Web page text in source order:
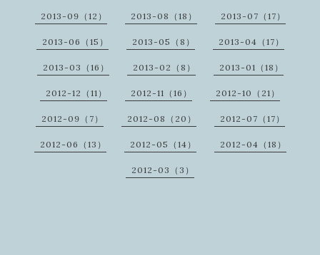
2013-09（12） 2013-08（18） 2013-07（17）
2013-06（15） 2013-05（8） 2013-04（17）
2013-03（16） 2013-02（8） 2013-01（18）
2012-12（11） 2012-11（16） 2012-10（21）
2012-09（7） 2012-08（20） 2012-07（17）
2012-06（13） 2012-05（14） 2012-04（18）
2012-03（3）